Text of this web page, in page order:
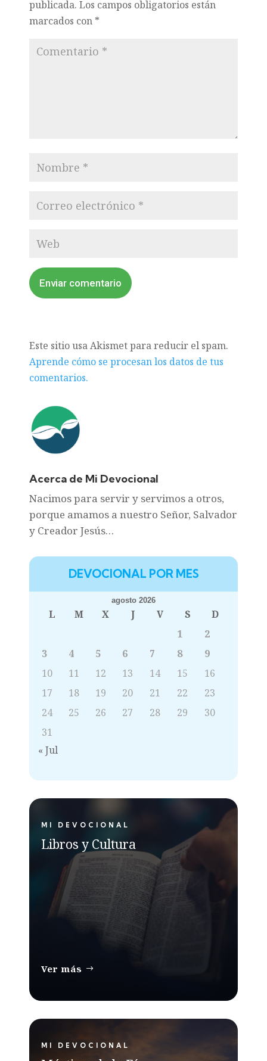
publicada. Los campos obligatorios están
marcados con *
Enviar comentario
Este sitio usa Akismet para reducir el spam.
Aprende cómo se procesan los datos de tus
comentarios.
Acerca de Mi Devocional
Nacimos para servir y servimos a otros,
porque amamos a nuestro Señor, Salvador
y Creador Jesús…
DEVOCIONAL POR MES
agosto 2026
L M X J V S
D
1
2
3
4 5 6 7 8
9
10
11 12 13 14 15
16
17
18 19 20 21 22
23
24
25 26 27 28 29
30
31
« Jul
MI DEVOCIONAL
Libros y Cultura
Ver más
MI DEVOCIONAL